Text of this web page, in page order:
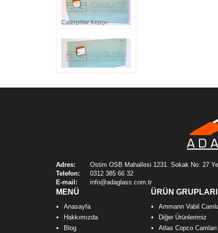
Caterpillar Kepçe
Adres:
Ostim OSB Mahallesi 1231. Sokak No: 27
Telefon:
0312 385 66 32
E-mail:
info@adaglass.com.tr
MENÜ
Anasayfa
Hakkımızda
Blog
ÜRÜN GRUPLARI
Ammann Vabil
Diğer Ürünlerimiz
Atlas Copco Camları